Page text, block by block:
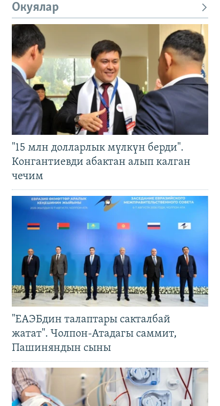
Окуялар
"15 млн долларлык мүлкүн берди".
Конгантиевди абактан алып калган
чечим
"ЕАЭБдин талаптары сакталбай
жатат". Чолпон-Атадагы саммит,
Пашиняндын сыны